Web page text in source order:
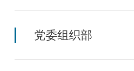
党委组织部